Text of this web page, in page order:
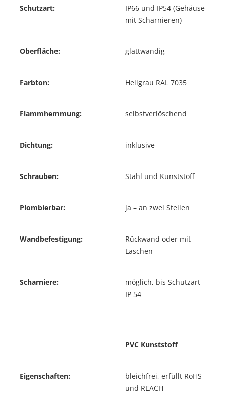
Schutzart:
IP66 und IP54 (Gehäuse
mit Scharnieren)
Oberfläche: glattwandig
Farbton: Hellgrau RAL 7035
Flammhemmung: selbstverlöschend
Dichtung: inklusive
Schrauben: Stahl und Kunststoff
Plombierbar: ja – an zwei Stellen
Wandbefestigung:
Rückwand oder mit
Laschen
Scharniere:
möglich, bis Schutzart
IP 54
PVC Kunststoff
Eigenschaften:
bleichfrei, erfüllt RoHS
und REACH